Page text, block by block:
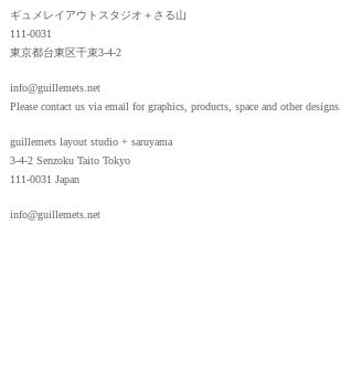
ギュメレイアウトスタジオ＋さる山
111-0031
東京都台東区千束3-4-2
info
guillemets.net
Please contact us via email for graphics, products, space and other designs.
guillemets layout studio + saruyama
3-4-2 Senzoku Taito Tokyo
111-0031 Japan
info guillemets.net